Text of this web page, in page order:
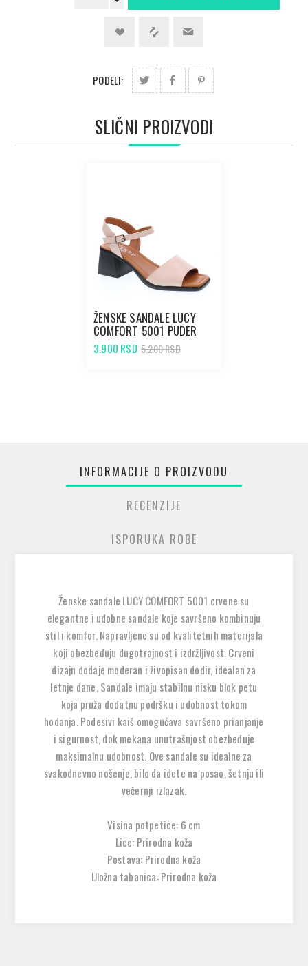
PODELI:
SLIČNI PROIZVODI
ŽENSKE SANDALE LUCY
COMFORT 5001 PUDER
3.900 RSD 5.200 RSD
INFORMACIJE O PROIZVODU
RECENZIJE
ISPORUKA ROBE
Ženske sandale LUCY COMFORT 5001 crvene su
elegantne i udobne sandale koje savršeno kombinuju
stil i komfor. Napravljene su od kvalitetnih materijala
koji obezbeđuju dugotrajnost i izdržljivost. Crveni
dizajn dodaje moderan i živopisan dodir, idealan za
letnje dane. Sandale imaju stabilnu nisku blok petu
koja pruža dodatnu podršku i udobnost tokom
hodanja. Podesivi kaiš omogućava savršeno prianjanje
i sigurnost, dok mekana unutrašnjost obezbeđuje
maksimalnu udobnost. Ove sandale su idealne za
svakodnevno nošenje, bilo da idete na posao, šetnju ili
večernji izlazak.
Visina potpetice: 6 cm
Lice: Prirodna koža
Postava: Prirodna koža
Uložna tabanica: Prirodna koža